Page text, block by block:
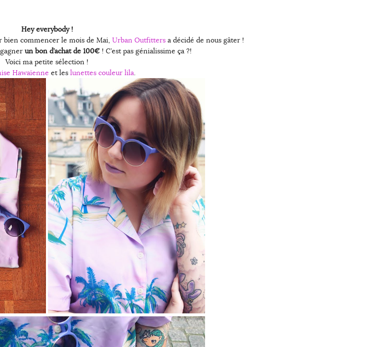
Hey everybody !
bien commencer le mois de Mai, Urban Outfittersa décidé de nous gâter !
un bon d’achat de 100€ ! C’est pas génialissime ça ?!
Voici ma petite sélection !
Hawaïenne et les lunettes couleur lila.